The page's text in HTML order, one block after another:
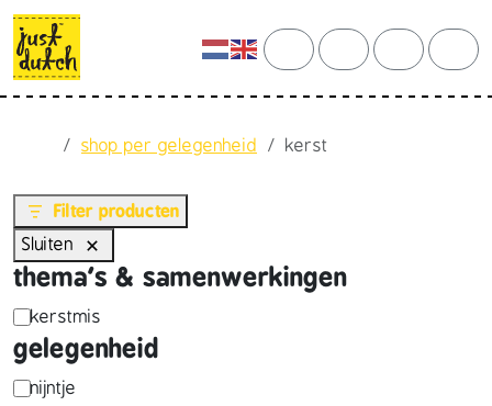
Skip to content
Skip to footer
searchaccountcart
Homeshop per gelegenheid kerst
Filter producten
Sluiten
thema's & samenwerkingen
t
h
e
kerstmis
gelegenheid
p nijntje